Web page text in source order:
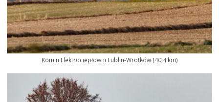
Komin Elektrociepłowni Lublin-Wrotków (40,4 km)